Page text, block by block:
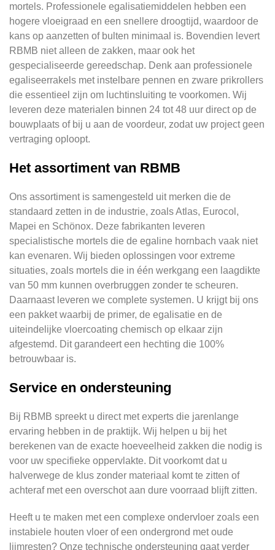
mortels. Professionele egalisatiemiddelen hebben een
hogere vloeigraad en een snellere droogtijd, waardoor de
kans op aanzetten of bulten minimaal is. Bovendien levert
RBMB niet alleen de zakken, maar ook het
gespecialiseerde gereedschap. Denk aan professionele
egaliseerrakels met instelbare pennen en zware prikrollers
die essentieel zijn om luchtinsluiting te voorkomen. Wij
leveren deze materialen binnen 24 tot 48 uur direct op de
bouwplaats of bij u aan de voordeur, zodat uw project geen
vertraging oploopt.
Het assortiment van RBMB
Ons assortiment is samengesteld uit merken die de
standaard zetten in de industrie, zoals Atlas, Eurocol,
Mapei en Schönox. Deze fabrikanten leveren
specialistische mortels die de egaline hornbach vaak niet
kan evenaren. Wij bieden oplossingen voor extreme
situaties, zoals mortels die in één werkgang een laagdikte
van 50 mm kunnen overbruggen zonder te scheuren.
Daarnaast leveren we complete systemen. U krijgt bij ons
een pakket waarbij de primer, de egalisatie en de
uiteindelijke vloercoating chemisch op elkaar zijn
afgestemd. Dit garandeert een hechting die 100%
betrouwbaar is.
Service en ondersteuning
Bij RBMB spreekt u direct met experts die jarenlange
ervaring hebben in de praktijk. Wij helpen u bij het
berekenen van de exacte hoeveelheid zakken die nodig is
voor uw specifieke oppervlakte. Dit voorkomt dat u
halverwege de klus zonder materiaal komt te zitten of
achteraf met een overschot aan dure voorraad blijft zitten.
Heeft u te maken met een complexe ondervloer zoals een
instabiele houten vloer of een ondergrond met oude
lijmresten? Onze technische ondersteuning gaat verder